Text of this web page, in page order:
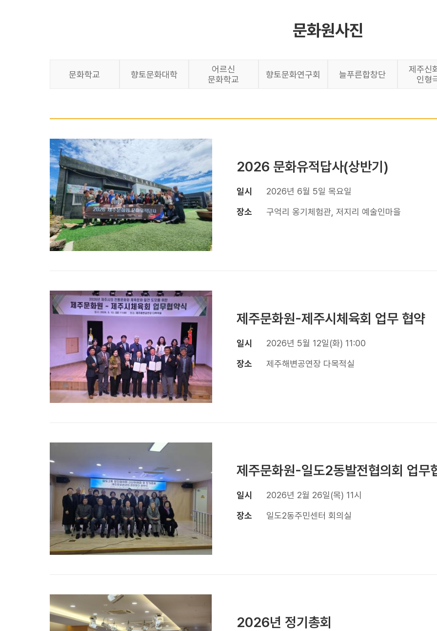
문화원사진
문화학교 향토문화대학
어르신
문화학교
향토문화연구회 늘푸른합창단
제주신
인형
2026 문화유적답사(상반기)
일시
2026년 6월 5일 목요일
장소
구억리 옹기체험관, 저지리 예술인마을
제주문화원-제주시체육회 업무 협약
일시
2026년 5월 12일(화) 11:00
장소
제주해변공연장 다목적실
제주문화원-일도2동발전협의회 업무
일시
2026년 2월 26일(목) 11시
장소
일도2동주민센터 회의실
2026년 정기총회